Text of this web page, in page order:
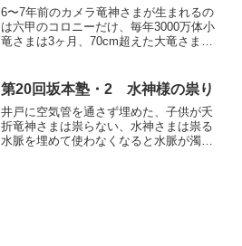
6〜7年前のカメラ竜神さまが生まれるの
は六甲のコロニーだけ、毎年3000万体小
竜さまは3ヶ月、70cm超えた大竜さまは
ャノン、カシオ、ソニーの1万円以下ぐら
いのカメラが...
第20回坂本塾・2 水神様の祟り
井戸に空気管を通さず埋めた、子供が夭
折竜神さまは祟らない、水神さまは祟る
水脈を埋めて使わなくなると水脈が濁